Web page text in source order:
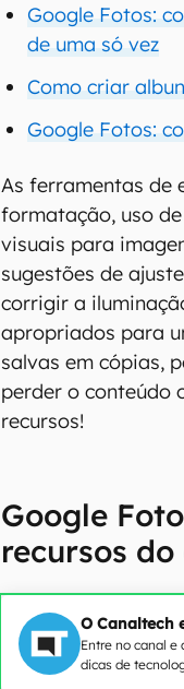
Google Fotos:
de uma só vez
Como criar
Google Fotos:
As ferramentas de
formatação, uso
visuais para
sugestões de
corrigir a
apropriados para
salvas em cópias,
perder o conteúdo
recursos!
Google
recursos
O Canaltech
Entre no canal e
dicas de